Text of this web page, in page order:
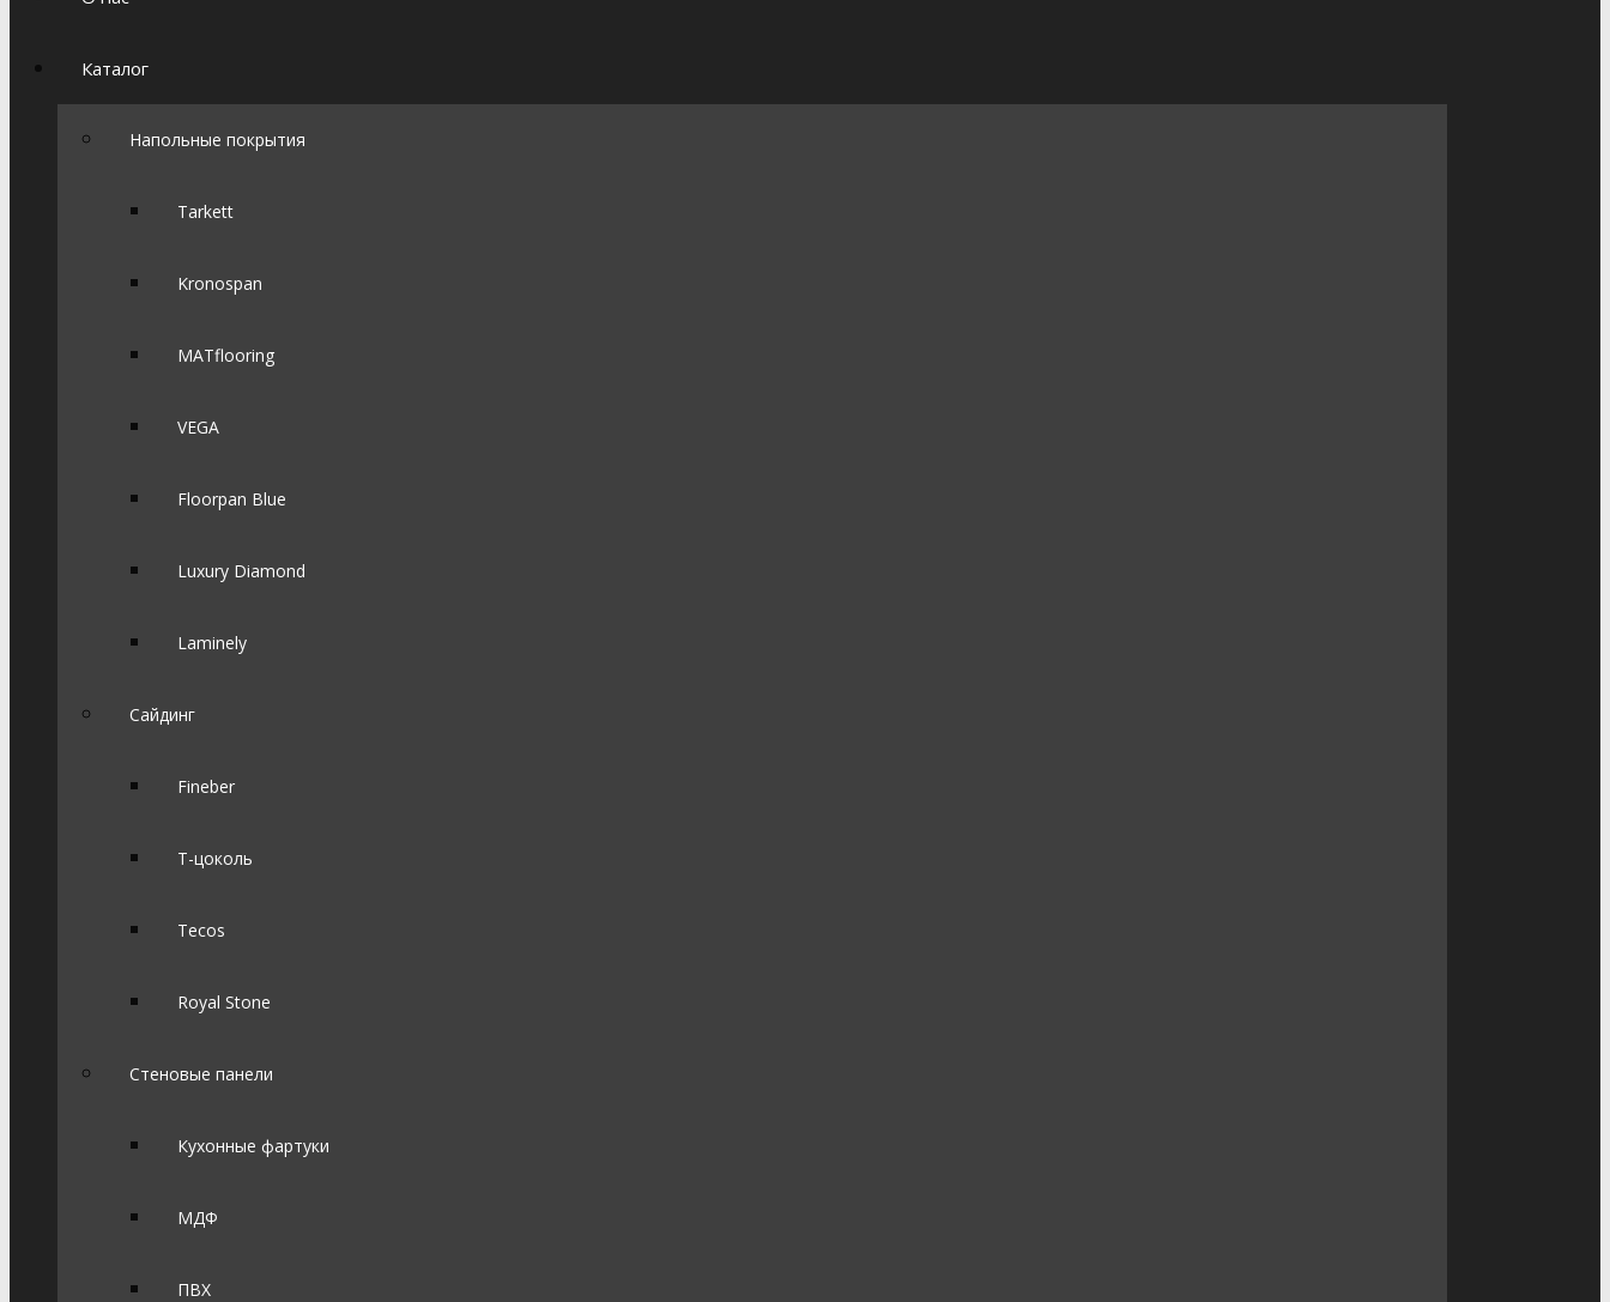
Каталог
Напольные покрытия
Tarkett
Kronospan
MATflooring
VEGA
Floorpan Blue
Luxury Diamond
Laminely
Сайдинг
Fineber
Т-цоколь
Tecos
Royal Stone
Стеновые панели
Кухонные фартуки
МДФ
ПВХ